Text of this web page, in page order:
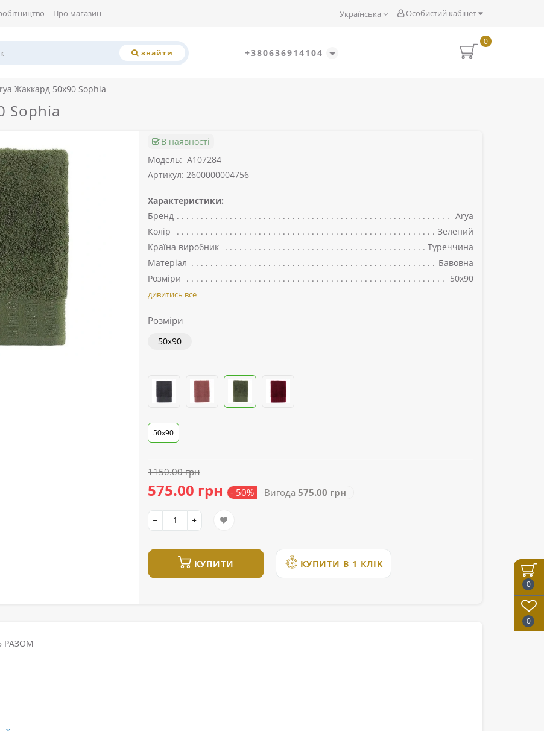
0
0
Особистий кабінет
Українська
Про магазин
знайти +380636914104
0
Жаккард 50x90 Sophia
Sophia
В наявності
Модель: A107284
Артикул: 2600000004756
Характеристики:
Бренд
Arya
Колір
Зелений
Країна виробник
Туреччина
Матеріал
Бавовна
Розміри
50х90
дивитись все
Розміри
50x90
50х90
1150.00 грн
575.00 грн - 50% Вигода 575.00 грн
КУПИТИ КУПИТИ В 1 КЛІК
РАЗОМ